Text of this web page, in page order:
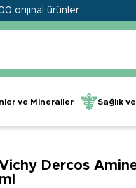
orijinal ürünler
ve Mineraller Sağlık
Dercos
ml